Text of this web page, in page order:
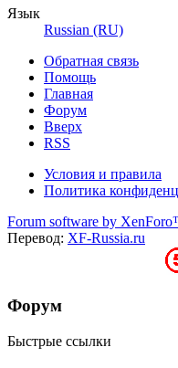
Язык
Russian (RU)
Обратная связь
Помощь
Главная
Форум
Вверх
RSS
Условия и правила
Политика
Forum software by
Перевод: XF-Russia.ru
Форум
Быстрые ссылки